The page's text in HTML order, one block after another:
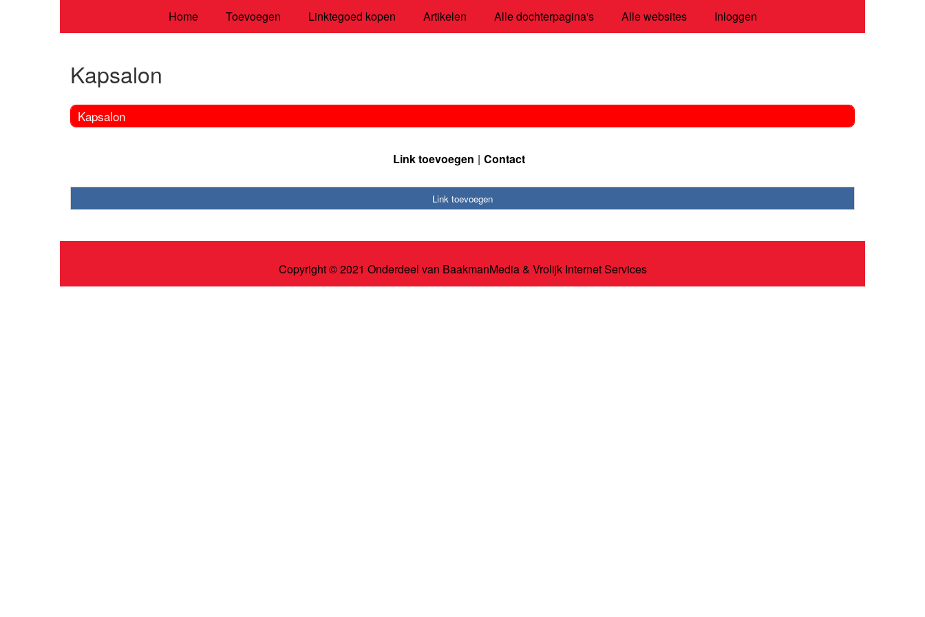
Home Toevoegen Linktegoed kopen Artikelen Alle dochterpagina's Alle websites Inloggen
Kapsalon
Kapsalon
Link toevoegen Contact
Link toevoegen
Copyright © 2021 Onderdeel van BaakmanMedia& Vrolijk Internet Services